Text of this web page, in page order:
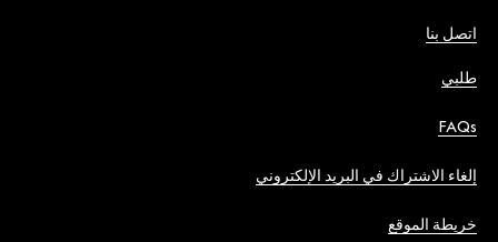
اتصل بنا
طلبي
FAQs
إلغاء الاشتراك في البريد الإلكتروني
خريطة الموقع